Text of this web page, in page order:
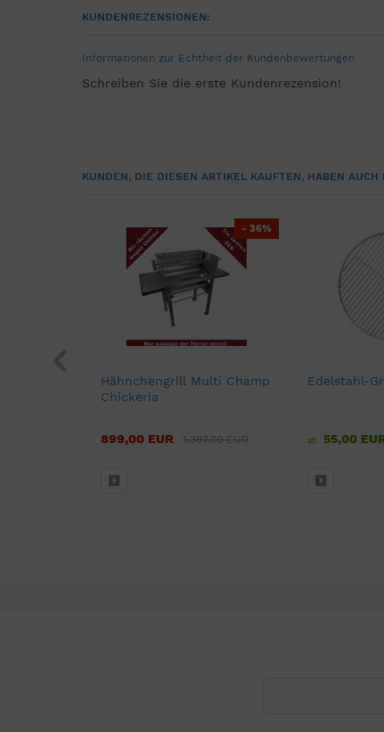
KUNDENREZENSIONEN:
Informationen zur Echtheit der Kundenbewertungen
Schreiben Sie die erste Kundenrezension!
KUNDEN, DIE DIESEN ARTIKEL KAUFTEN, HABEN AUCH
Hähnchengrill Multi Champ
Chickeria
899,00 EUR 1.397,00 EUR
- 36%
Edelstahl-
ab 55,00